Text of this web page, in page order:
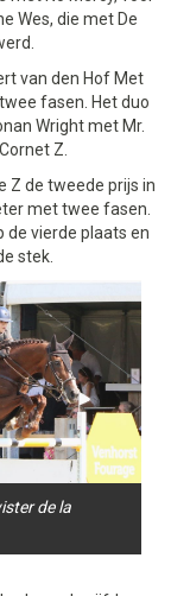
Wes, die met De
van den Hof Met
fasen. Het duo
Wright met Mr.
Z.
Z de tweede prijs in
met twee fasen.
de vierde plaats en
stek.
de la